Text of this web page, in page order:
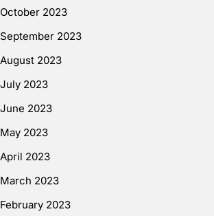
October 2023
September 2023
August 2023
July 2023
June 2023
May 2023
April 2023
March 2023
February 2023